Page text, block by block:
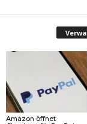
Amazon öffnet